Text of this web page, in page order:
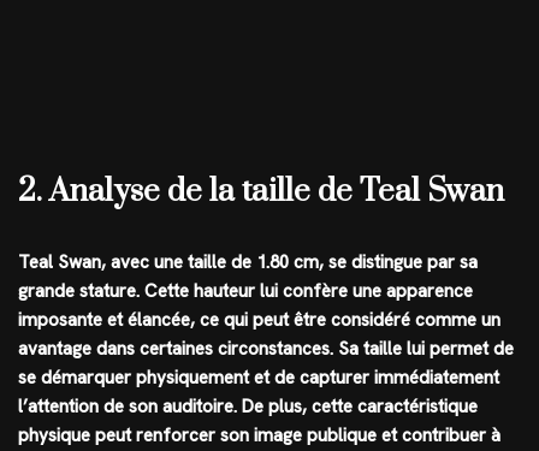
2. Analyse de la taille de Teal Swan
Teal Swan, avec une taille de 1.80 cm, se distingue par sa
grande stature. Cette hauteur lui confère une apparence
imposante et élancée, ce qui peut être considéré comme un
avantage dans certaines circonstances. Sa taille lui permet de
se démarquer physiquement et de capturer immédiatement
l’attention de son auditoire. De plus, cette caractéristique
physique peut renforcer son image publique et contribuer à